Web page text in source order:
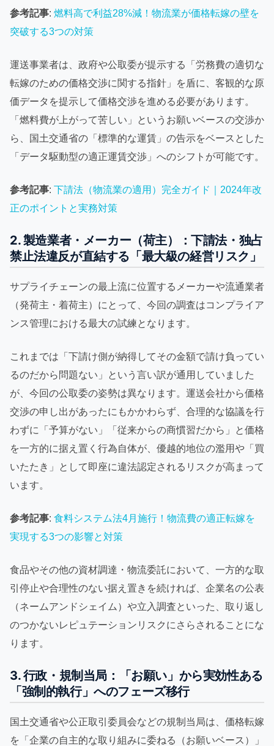
参考記事: 燃料高で利益28%減！物流業が価格転嫁の壁を
突破する3つの対策
運送事業者は、政府や公取委が提示する「労務費の適切な
転嫁のための価格交渉に関する指針」を盾に、客観的な原
価データを提示して価格交渉を進める必要があります。
「燃料費が上がって苦しい」というお願いベースの交渉か
ら、国土交通省の「標準的な運賃」の告示をベースとした
「データ駆動型の適正運賃交渉」へのシフトが可能です。
参考記事: 下請法（物流業の適用）完全ガイド｜2024年改
正のポイントと実務対策
2. 製造業者・メーカー（荷主）：下請法・独占
禁止法違反が直結する「最大級の経営リスク」
サプライチェーンの最上流に位置するメーカーや流通業者
（発荷主・着荷主）にとって、今回の調査はコンプライア
ンス管理における最大の試練となります。
これまでは「下請け側が納得してその金額で請け負ってい
るのだから問題ない」という言い訳が通用していました
が、今回の公取委の姿勢は異なります。運送会社から価格
交渉の申し出があったにもかかわらず、合理的な協議を行
わずに「予算がない」「従来からの商慣習だから」と価格
を一方的に据え置く行為自体が、優越的地位の濫用や「買
いたたき」として即座に違法認定されるリスクが高まって
います。
参考記事: 食料システム法4月施行！物流費の適正転嫁を
実現する3つの影響と対策
食品やその他の資材調達・物流委託において、一方的な取
引停止や合理性のない据え置きを続ければ、企業名の公表
（ネームアンドシェイム）や立入調査といった、取り返し
のつかないレピュテーションリスクにさらされることにな
ります。
3. 行政・規制当局：「お願い」から実効性ある
「強制的執行」へのフェーズ移行
国土交通省や公正取引委員会などの規制当局は、価格転嫁
を「企業の自主的な取り組みに委ねる（お願いベース）」